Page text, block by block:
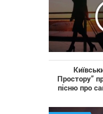
Простору”
пісню про